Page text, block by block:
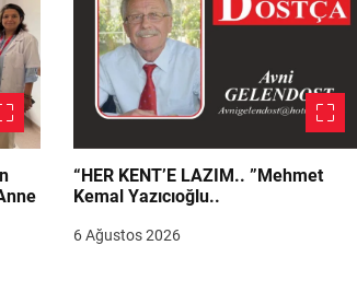
“HER KENT’E LAZIM.. ”Mehmet
Kemal Yazıcıoğlu..
6 Ağustos 2026